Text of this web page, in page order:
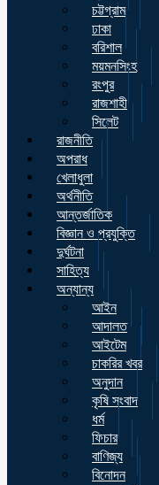
চট্টগ্রাম
ঢাকা
বরিশাল
ময়মনসিংহ
রংপুর
রাজশাহী
সিলেট
রাজনীতি
অপরাধ
খেলাধুলা
অর্থনীতি
আন্তর্জাতিক
বিজ্ঞান ও প্রযুক্তি
দুর্ঘটনা
সাহিত্য
অন্যান্য
আইন
আদালত
আইটেম
চাকরির খবর
অনুদান
কৃষি সংবাদ
ধর্ম
ফিচার
বাণিজ্য
বিনোদন